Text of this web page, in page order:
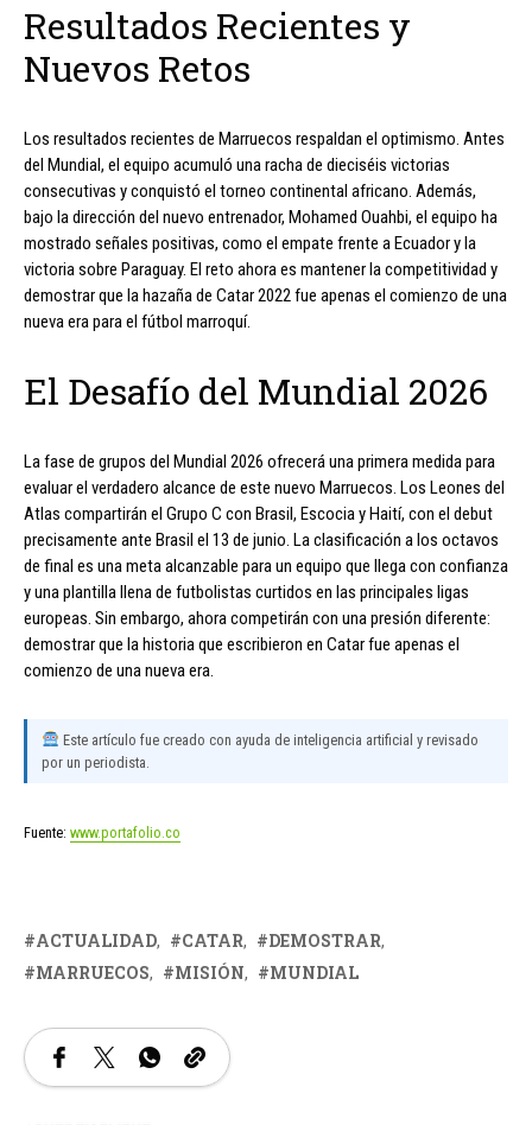
Resultados Recientes y
Nuevos Retos
Los resultados recientes de Marruecos respaldan el optimismo. Antes
del Mundial, el equipo acumuló una racha de dieciséis victorias
consecutivas y conquistó el torneo continental africano. Además,
bajo la dirección del nuevo entrenador, Mohamed Ouahbi, el equipo ha
mostrado señales positivas, como el empate frente a Ecuador y la
victoria sobre Paraguay. El reto ahora es mantener la competitividad y
demostrar que la hazaña de Catar 2022 fue apenas el comienzo de una
nueva era para el fútbol marroquí.
El Desafío del Mundial 2026
La fase de grupos del Mundial 2026 ofrecerá una primera medida para
evaluar el verdadero alcance de este nuevo Marruecos. Los Leones del
Atlas compartirán el Grupo C con Brasil, Escocia y Haití, con el debut
precisamente ante Brasil el 13 de junio. La clasificación a los octavos
de final es una meta alcanzable para un equipo que llega con confianza
y una plantilla llena de futbolistas curtidos en las principales ligas
europeas. Sin embargo, ahora competirán con una presión diferente:
demostrar que la historia que escribieron en Catar fue apenas el
comienzo de una nueva era.
Este artículo fue creado con ayuda de inteligencia artificial y revisado
por un periodista.
Fuente: www.portafolio.co
ACTUALIDAD CATAR
DEMOSTRAR
MARRUECOS
MISIÓN MUNDIAL